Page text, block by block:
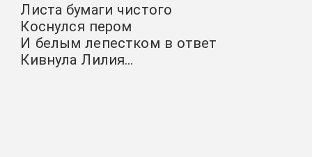
Листа бумаги чистого
Коснулся пером
И белым лепестком в ответ
Кивнула Лилия…